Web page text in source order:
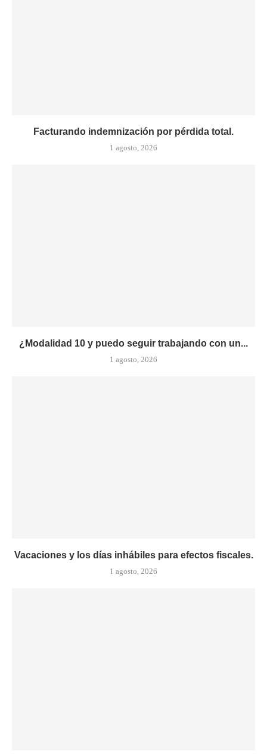
Facturando indemnización por pérdida total.
1 agosto, 2026
¿Modalidad 10 y puedo seguir trabajando con un...
1 agosto, 2026
Vacaciones y los días inhábiles para efectos fiscales.
1 agosto, 2026